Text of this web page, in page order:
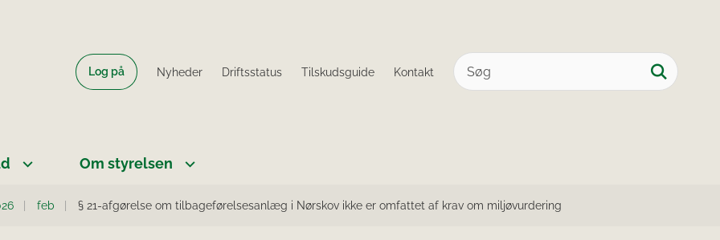
Log på Nyheder Driftsstatus Tilskudsguide Kontakt
Om styrelsen
feb § 21-afgørelse om tilbageførelsesanlæg i Nørskov ikke er omfattet af krav om miljøvurdering